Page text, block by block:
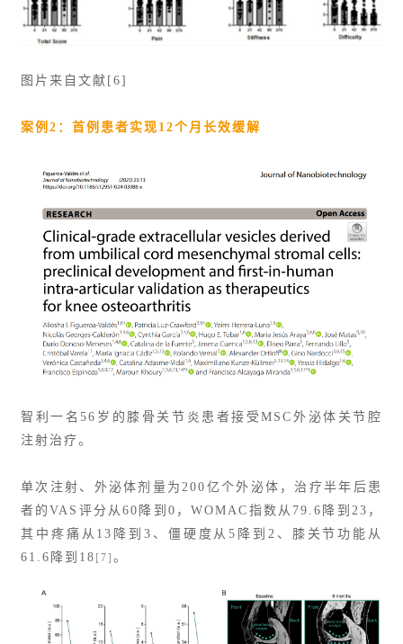
图片来自文献[6]
案例2：首例患者实现12个月长效缓解
智利一名56岁的膝骨关节炎患者接受MSC外泌体关节腔
注射治疗。
单次注射、外泌体剂量为200亿个外泌体，治疗半年后患
者的VAS评分 从60降到0，WOMAC指数从79.6降到23，
其中疼痛从13降到3、僵硬度从5降到2、膝关节功能从
61.6降到18 [7] 。